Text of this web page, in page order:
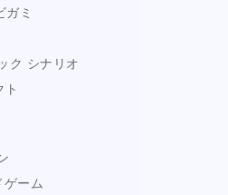
ガミ
ク シナリオ
ーム